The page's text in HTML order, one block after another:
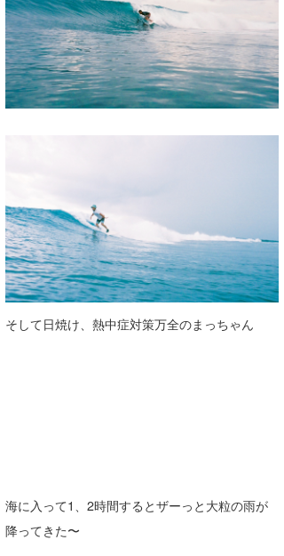
そして日焼け、熱中症対策万全のまっちゃん
海に入って1、2時間するとザーっと大粒の雨が
降ってきた〜